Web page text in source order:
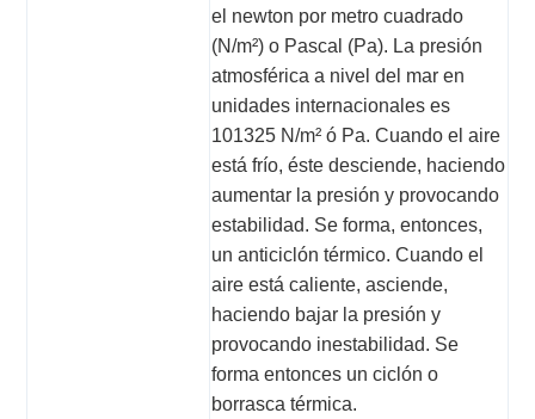
el newton por metro cuadrado
(N/m²) o Pascal (Pa). La presión
atmosférica a nivel del mar en
unidades internacionales es
101325 N/m² ó Pa. Cuando el aire
está frío, éste desciende, haciendo
aumentar la presión y provocando
estabilidad. Se forma, entonces,
un anticiclón térmico. Cuando el
aire está caliente, asciende,
haciendo bajar la presión y
provocando inestabilidad. Se
forma entonces un ciclón o
borrasca térmica.